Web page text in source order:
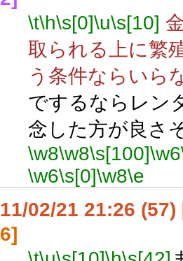
\t\h\s[0]\u\s[10]
取られる上に繁
う条件ならいら
でするならレン
念した方が良さ
\w8\w8\s[100]\w6
\w6\s[0]\w8\e
11/02/21 21:26 (57)
6]